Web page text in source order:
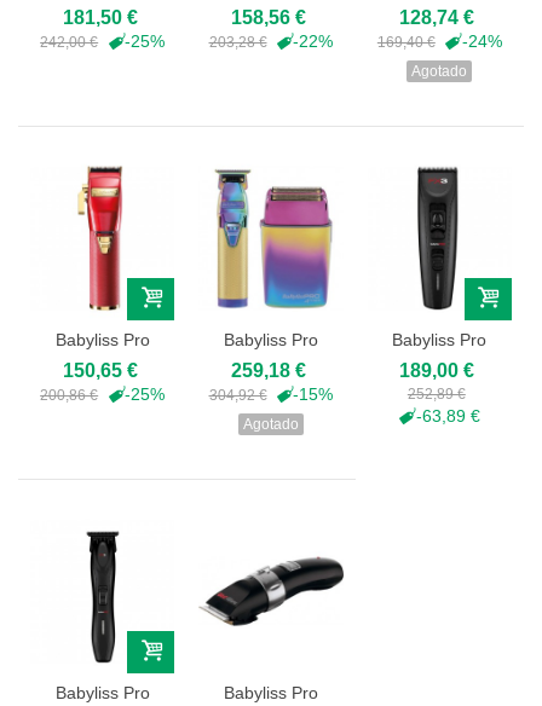
Clipper
181,50 €
242,00 € -25%
FX Clipper -...
158,56 €
203,28 € -22%
FX Trimmer -
FX826E
128,74 €
169,40 € -24%
Agotado
Babyliss Pro
8700 FERRARI
Fx8700RE
150,65 €
200,86 € -25%
Babyliss Pro
Chameleon
Pack...
259,18 €
304,92 € -15%
Agotado
Babyliss Pro
FX3 Clipper -
FXX3CBE
189,00 €
252,89 €
-63,89 €
Babyliss Pro
Babyliss Pro